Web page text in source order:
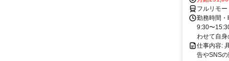
フルリモー
勤務時間
9:30〜
わせて自身
仕事内容:
告やSNS